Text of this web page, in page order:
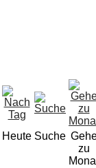
Heute Suche
zu